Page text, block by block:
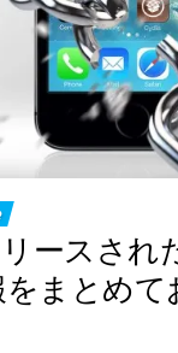
リースされ
まとめて